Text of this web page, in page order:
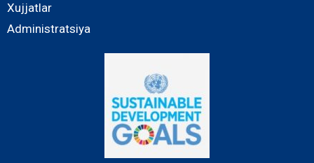
Xujjatlar
Administratsiya